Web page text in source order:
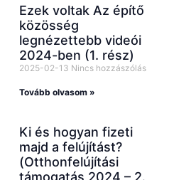
Ezek voltak Az építő
közösség
legnézettebb videói
2024-ben (1. rész)
2025-02-13 Nincs hozzászólás
Tovább olvasom »
Ki és hogyan fizeti
majd a felújítást?
(Otthonfelújítási
támogatás 2024 – 2.